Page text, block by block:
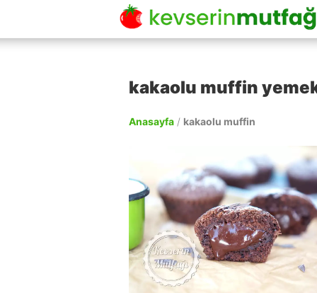
kakaolu muffin
Anasayfa / kakaolu muffin